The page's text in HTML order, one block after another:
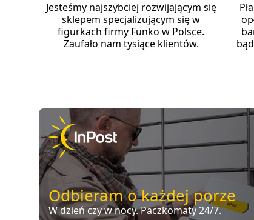
Jesteśmy najszybciej rozwijającym się
sklepem specjalizującym się w
figurkach firmy Funko w Polsce.
Zaufało nam tysiące klientów.
Odbieram o każdej porze
W dzień czy w nocy. Paczkomaty 24/7.